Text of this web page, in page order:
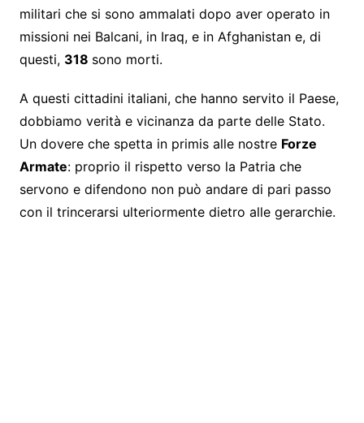
militari che si sono ammalati dopo aver operato in
missioni nei Balcani, in Iraq, e in Afghanistan e, di
questi, 318 sono morti.
A questi cittadini italiani, che hanno servito il Paese,
dobbiamo verità e vicinanza da parte delle Stato.
Un dovere che spetta in primis alle nostre Forze
Armate: proprio il rispetto verso la Patria che
servono e difendono non può andare di pari passo
con il trincerarsi ulteriormente dietro alle gerarchie.